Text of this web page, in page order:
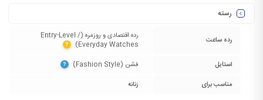
رسته
رده ساعت
رده اقتصادی و روزمره (Entry-Level /
Everyday Watches)‏
?
استایل فشن (Fashion Style)‏ ?
مناسب برای زنانه